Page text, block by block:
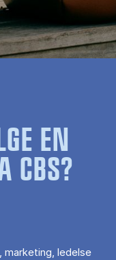
EN
CBS?
marketing, ledelse